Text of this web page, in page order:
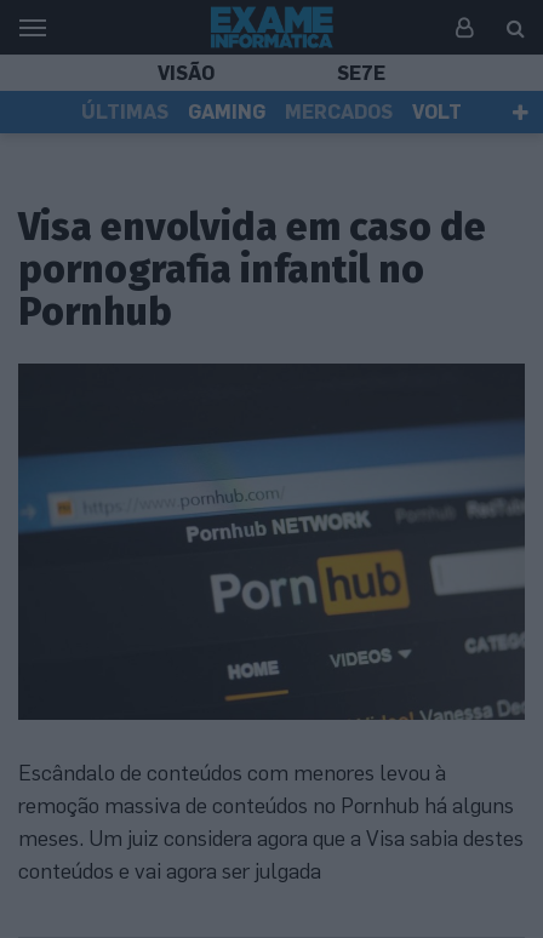
VISÃO
SE7E
ÚLTIMAS
GAMING MERCADOS
VOLT
Visa envolvida em caso de
pornografia infantil no
Pornhub
Escândalo de conteúdos com menores levou à
remoção massiva de conteúdos no Pornhub há alguns
meses. Um juiz considera agora que a Visa sabia destes
conteúdos e vai agora ser julgada